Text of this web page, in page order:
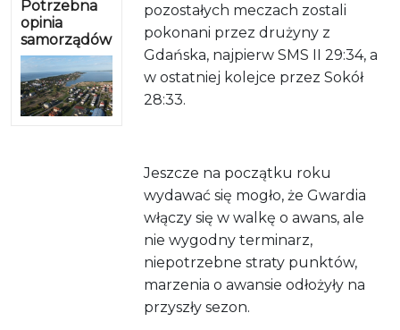
Potrzebna
opinia
samorządów
pozostałych meczach zostali
pokonani przez drużyny z
Gdańska, najpierw SMS II 29:34, a
w ostatniej kolejce przez Sokół
28:33.
Jeszcze na początku roku
wydawać się mogło, że Gwardia
włączy się w walkę o awans, ale
nie wygodny terminarz,
niepotrzebne straty punktów,
marzenia o awansie odłożyły na
przyszły sezon.